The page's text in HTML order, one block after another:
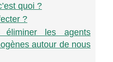
quoi ?
?
éliminer les agents
autour de nous